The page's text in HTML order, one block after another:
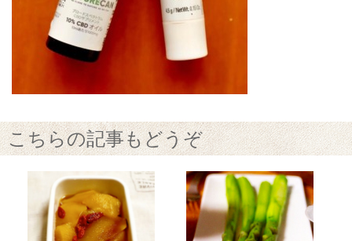
こちらの記事もどうぞ